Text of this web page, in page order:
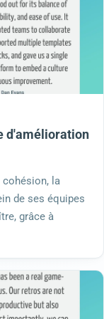
d'amélioration
cohésion, la
de ses équipes
grâce à